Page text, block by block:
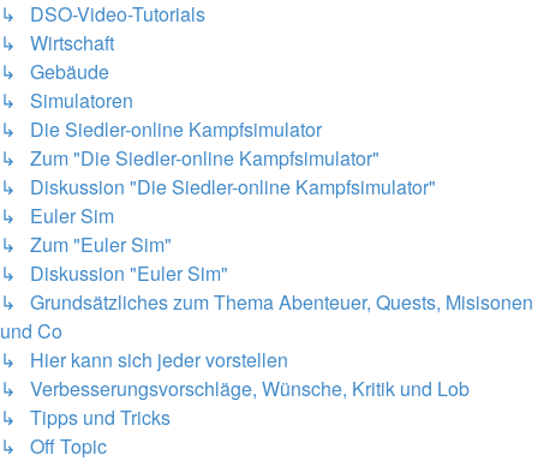
↳ DSO-Video-Tutorials
↳ Wirtschaft
↳ Gebäude
↳ Simulatoren
↳ Die Siedler-online Kampfsimulator
↳ Zum "Die Siedler-online Kampfsimulator"
↳ Diskussion "Die Siedler-online Kampfsimulator"
↳ Euler Sim
↳ Zum "Euler Sim"
↳ Diskussion "Euler Sim"
↳ Grundsätzliches zum Thema Abenteuer, Quests, Misisonen
und Co
↳ Hier kann sich jeder vorstellen
↳ Verbesserungsvorschläge, Wünsche, Kritik und Lob
↳ Tipps und Tricks
↳ Off Topic